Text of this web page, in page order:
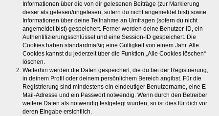
Informationen über die von dir gelesenen Beiträge (zur Markierung
dieser als gelesen/ungelesen; sofern du nicht angemeldet bist) sowie
Informationen über deine Teilnahme an Umfragen (sofern du nicht
angemeldet bist) gespeichert. Ferner werden deine Benutzer-ID, ein
Authentifizierungsschlüssel und eine Session-ID gespeichert. Die
Cookies haben standardmäßig eine Gültigkeit von einem Jahr. Alle
Cookies kannst du jederzeit über die Funktion „Alle Cookies löschen“
löschen.
Weiterhin werden die Daten gespeichert, die du bei der Registrierung,
in deinem Profil oder deinem persönlichem Bereich angibst. Für die
Registrierung sind mindestens ein eindeutiger Benutzername, eine E-
Mail-Adresse und ein Passwort notwendig. Wenn durch den Betreiber
weitere Daten als notwendig festgelegt wurden, so ist dies für dich vor
deren Eingabe ersichtlich.